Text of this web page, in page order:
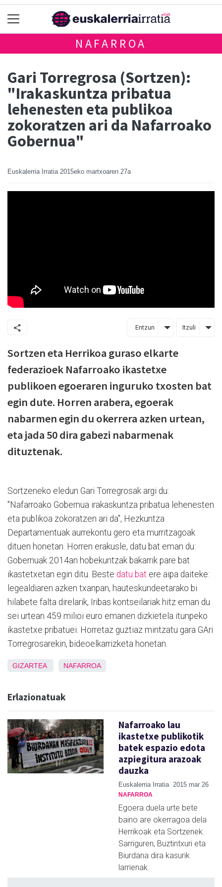
NAFARROA
Gari Torregrosa (Sortzen):
"Irakaskuntza pribatua
lehenesten eta publikoa
zokoratzen ari da Nafarroako
Gobernua"
Euskalerria Irratia 2015eko martxoaren 27a
Entzun Itzuli
Sortzen eta Herrikoa guraso elkarte
federazioek Nafarroako ikastetxe
publikoen egoeraren inguruko txosten bat
egin dute. Horren arabera, egoerak
nabarmen egin du okerrera azken urtean,
eta jada 50 dira gabezi nabarmenak
dituztenak.
Sortzeneko eledun Gari Torregrosak argi du:
"Nafarroako Gobernua irakaskuntza pribatua lehenesten
eta publikoa zokoratzen ari da", Hezkuntza
Departamentuak aurrekontu gero eta murritzagoak
dituen honetan. Horren erakusle, datu bat eman du:
Gobernuak 2014an hobekuntzak bakarrik pare bat
ikastetxetan egin ditu. Beste datu bat ere aipa daiteke:
legealdiaren azken txanpan, hauteskundeetarako bi
hilabete falta direlarik, Iribas kontseilariak hitz eman du
sei urtean 459 milioi euro emanen dizkietela itunpeko
ikastetxe pribatuei. Horretaz guztiaz mintzatu gara GAri
Torregrosarekin, bideoelkarrizketa honetan.
GIZARTEA NAFARROA
Erlazionatuak
Nafarroako lau
ikastetxe publikotik
batek espazio edota
azpiegitura arazoak
dauzka
Euskalerria Irratia 2015 mar 26
NAFARROA
Egoera duela urte bete
baino are okerragoa dela
Herrikoak eta Sortzenek.
Sarriguren, Buztintxuri eta
Biurdana dira kasurik
larrienak.